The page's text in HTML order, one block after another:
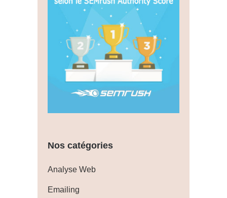
Nos catégories
Analyse Web
Emailing